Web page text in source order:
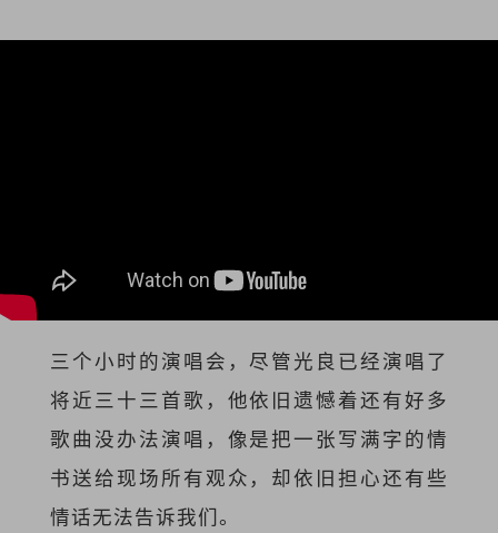
三个小时的演唱会，尽管光良已经演唱了
将近三十三首歌，他依旧遗憾着还有好多
歌曲没办法演唱，像是把一张写满字的情
书送给现场所有观众，却依旧担心还有些
情话无法告诉我们。